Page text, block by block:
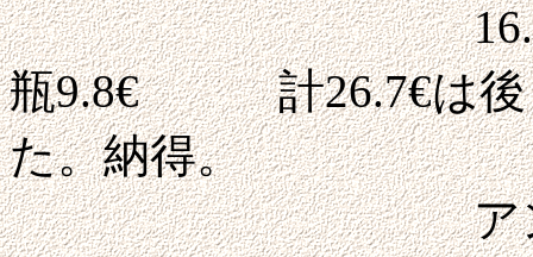
16.9€のムニ
瓶9.8€ 計26.7€は後
た。納得。
アントレは生